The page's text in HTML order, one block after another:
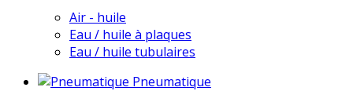
Air - huile
Eau / huile à plaques
Eau / huile tubulaires
Pneumatique